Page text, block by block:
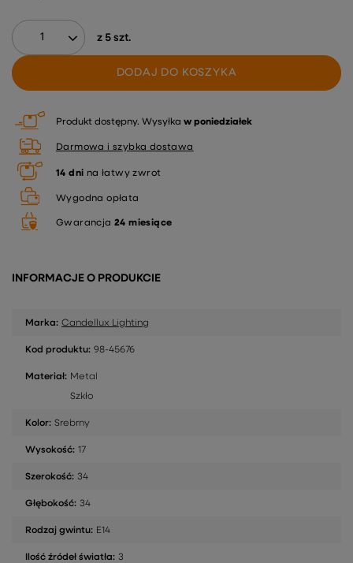
z 5 szt.
DODAJ DO KOSZYKA
Produkt dostępny Wysyłka w poniedziałek
Darmowa i szybka dostawa
14 dni na łatwy zwrot
Wygodna opłata
Gwarancja 24 miesiące
INFORMACJE O PRODUKCIE
Marka: Candellux Lighting
Kod produktu: 98-45676
Materiał: Metal
Szkło
Kolor: Srebrny
Wysokość: 17
Szerokość: 34
Głębokość: 34
Rodzaj gwintu: E14
Ilość źródeł światła: 3